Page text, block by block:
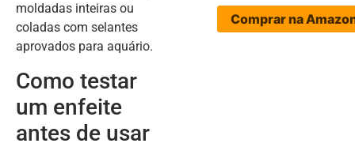
moldadas inteiras ou
coladas com selantes
aprovados para aquário.
Como testar
um enfeite
antes de usar
Comprar na